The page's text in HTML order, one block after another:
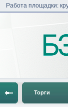
Работа площадки:
Торги